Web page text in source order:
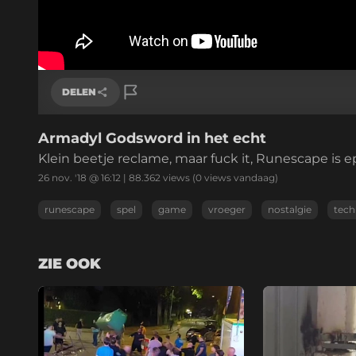
DELEN
Link kopiëren
Armadyl Godsword in het echt
Klein beetje reclame, maar fuck it, Runescape is
26 nov. '18 @ 16:12 | 88.362 views (0 views vandaag)
runescape spel game vroeger nostalgie
ZIE OOK